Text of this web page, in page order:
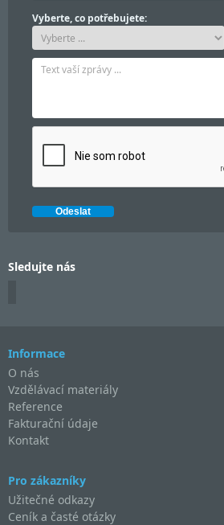
Vyberte, co potřebujete:
Sledujte nás
Informace
O nás
Vzdělávací materiály
Reference
Fakturační údaje
Kontakt
Pro zákazníky
Užitečné odkazy
Ceník a časté otázky